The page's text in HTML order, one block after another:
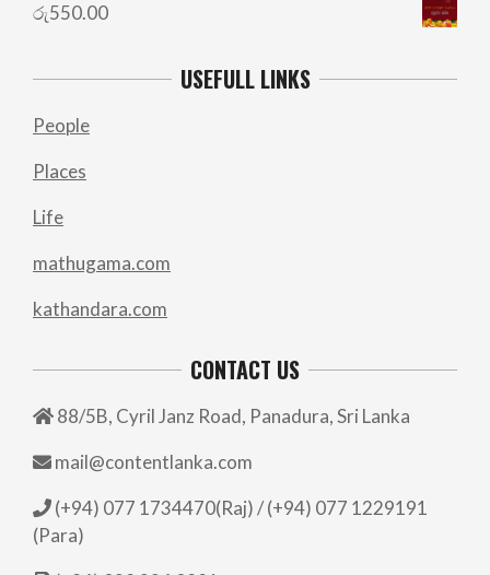
රු550.00
USEFULL LINKS
People
Places
Life
mathugama.com
kathandara.com
CONTACT US
88/5B, Cyril Janz Road, Panadura, Sri Lanka
mail@contentlanka.com
(+94) 077 1734470(Raj) / (+94) 077 1229191
(Para)